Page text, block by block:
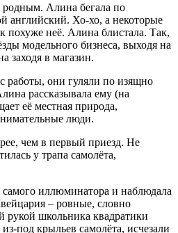
родным. Алина бегала по
английский. Хо-хо, а некоторые
похуже неё. Алина блистала. Так,
модельного бизнеса, выходя на
заходя в магазин.
работы, они гуляли по изящно
рассказывала ему (на
её местная природа,
люди.
чем в первый приезд. Не
у трапа самолёта,
самого иллюминатора и наблюдала
– ровные, словно
рукой школьника квадратики
под крыльев самолёта, исчезали